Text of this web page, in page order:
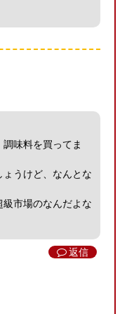
味料を買ってま
うけど、なんとな
市場のなんだよな
返信